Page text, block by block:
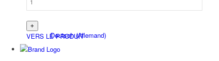
Deutsch(Allemand)
VERS LE PRODUIT